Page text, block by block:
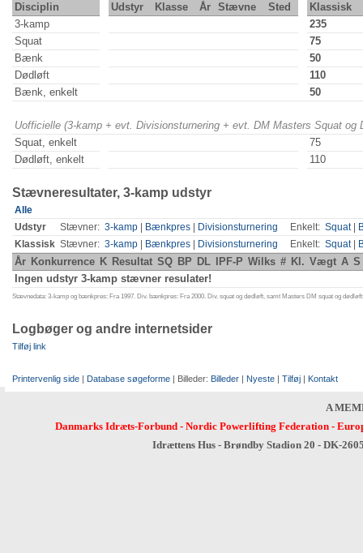
Disciplin Udstyr Klasse År Stævne Sted
Klassisk
3-kamp
235
Squat
75
Bænk
50
Dødløft
110
Bænk, enkelt
50
Uofficielle (3-kamp + evt. Divisionsturnering + evt. DM Masters Squat
Squat, enkelt
75
Dødløft, enkelt
110
Stævneresultater, 3-kamp udstyr
Alle
Udstyr
Stævner: 3-kamp Bænkpres Divisionsturnering Enkelt: Squat|
Klassisk Stævner: 3-kamp Bænkpres Divisionsturnering Enkelt: Squat|
År Konkurrence K Resultat SQ BP DL IPF-P Wilks # Kl. Vægt A S
Ingen udstyr 3-kamp stævner resulater!
Stævnedata: 3-kamp og bænkpres: Fra 1997. Div. bænkpres: Fra 2000. Div. squat og dødløft, samt Masters DM squat og
Logbøger og andre internetsider
Tilføj link
Printervenlig side | Database søgeforme | Billeder: Billeder | Nyeste | Tilføj | Kontakt
A
Danmarks Idræts-Forbund- Nordic Powerlifting Federation-
Idrættens Hus - Brøndby Stadion 20 - DK-